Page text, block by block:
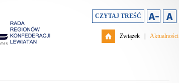
CZYTAJ TREŚĆ
Związek Aktualności